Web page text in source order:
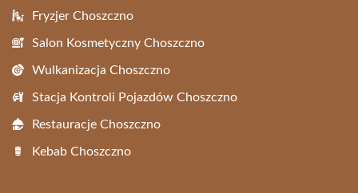
Fryzjer Choszczno
Salon Kosmetyczny Choszczno
Wulkanizacja Choszczno
Stacja Kontroli Pojazdów Choszczno
Restauracje Choszczno
Kebab Choszczno